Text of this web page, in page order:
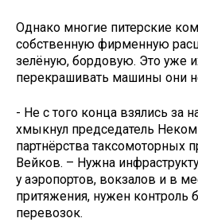
Однако многие питерские
собственную фирменную
зелёную, бордовую. Это уже
перекрашивать машины они
- Не с того конца взялись за
хмыкнул председатель
партнёрства таксомоторных
Вейков. – Нужна
у аэропортов, вокзалов и в
притяжения, нужен контроль
перевозок.